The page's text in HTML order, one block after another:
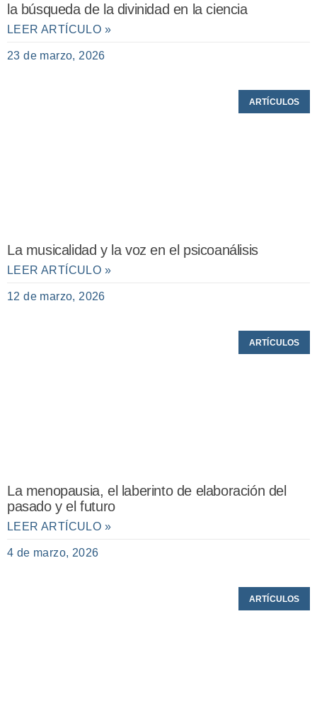
la búsqueda de la divinidad en la ciencia
LEER ARTÍCULO »
23 de marzo, 2026
ARTÍCULOS
La musicalidad y la voz en el psicoanálisis
LEER ARTÍCULO »
12 de marzo, 2026
ARTÍCULOS
La menopausia, el laberinto de elaboración del
pasado y el futuro
LEER ARTÍCULO »
4 de marzo, 2026
ARTÍCULOS